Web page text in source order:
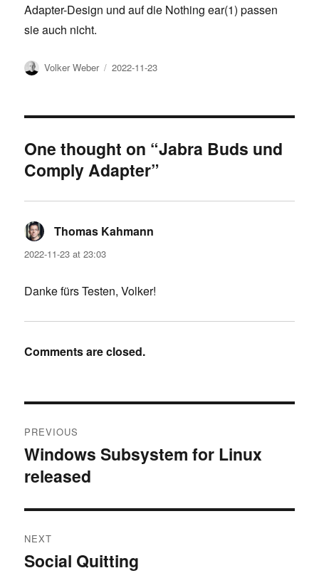
Adapter-Design und auf die Nothing ear(1) passen
sie auch nicht.
Author
Volker Weber
Posted
2022-11-23
One thought on “Jabra Buds und
Comply Adapter”
Thomas Kahmann
2022-11-23 at 23:03
Danke fürs Testen, Volker!
Comments are closed.
navigation
PREVIOUS
Previous
post:
Windows Subsystem for Linux
released
NEXT
Next
Social Quitting